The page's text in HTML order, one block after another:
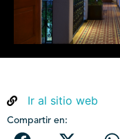
Ir al sitio web
Compartir en: